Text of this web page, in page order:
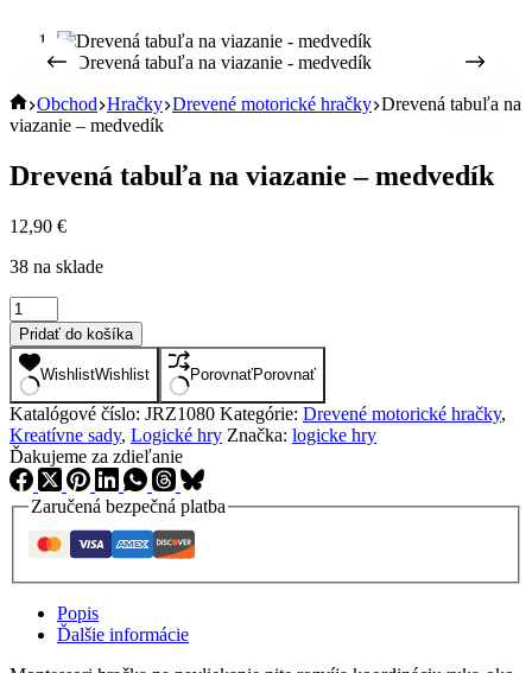
Úvod
Obchod Hračky Drevené motorické hračky Drevená tabuľa na
viazanie – medvedík
Drevená tabuľa na viazanie – medvedík
12,90 €
38 na sklade
množstvo
Drevená
tabuľa
na
viazanie
-
medvedík
Pridať do košíka
WishlistWishlist PorovnaťPorovnať
Katalógové číslo: JRZ1080 Kategórie: Drevené motorické hračky,
Kreatívne sady, Logické hry Značka: logicke hry
Ďakujeme za zdieľanie
Zaručená bezpečná platba
Popis
Ďalšie informácie